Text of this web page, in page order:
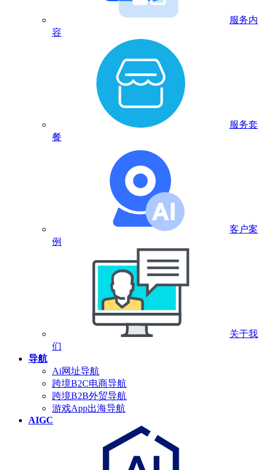
服务内
容
服务套
餐
客户案
例
关于我
们
导航
Ai网址导航
跨境B2C电商导航
跨境B2B外贸导航
游戏App出海导航
AIGC